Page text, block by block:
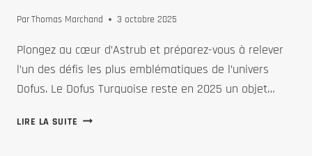
ParThomas Marchand 3 octobre 2025
Plongez au cœur d’Astrub et préparez-vous à relever
l’un des défis les plus emblématiques de l’univers
Dofus. Le Dofus Turquoise reste en 2025 un objet…
LIRE LA SUITE DOFUS